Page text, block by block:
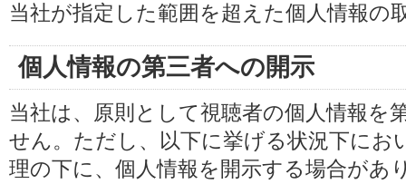
当社が指定した範囲を超えた個人情報の
個人情報の第三者への開示
当社は、原則として視聴者の個人情報を
せん。ただし、以下に挙げる状況下にお
理の下に、個人情報を開示する場合があ